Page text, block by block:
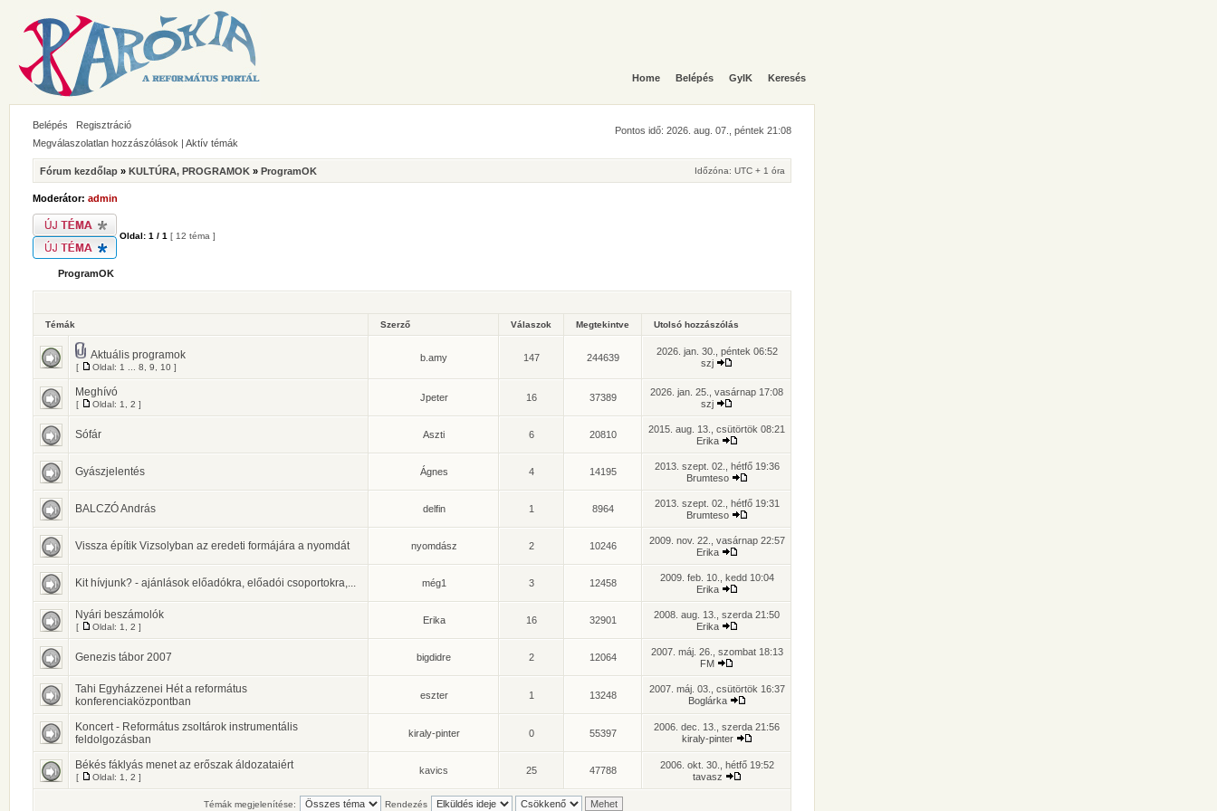
Home Belépés GyIK Keresés
Belépés Regisztráció
Pontos idő: 2026. aug. 07., péntek 21:08
Megválaszolatlan hozzászólások | Aktív témák
Fórum kezdőlap » KULTÚRA, PROGRAMOK » ProgramOK Időzóna: UTC + 1 óra
Moderátor: admin
Oldal: 1 / 1 [ 12 téma ]
ProgramOK
Témák Szerző Válaszok Megtekintve Utolsó hozzászólás
Aktuális programok
[ Oldal: 1 8 9 10 ]
b.amy 147 244639
2026. jan. 30., péntek 06:52
szj
Meghívó
[ Oldal: 1 2 ]
Jpeter 16 37389
2026. jan. 25., vasárnap 17:08
szj
Sófár Aszti 6 20810
2015. aug. 13., csütörtök 08:21
Erika
Gyászjelentés Ágnes 4 14195
2013. szept. 02., hétfő 19:36
Brumteso
BALCZÓ András delfin 1 8964
2013. szept. 02., hétfő 19:31
Brumteso
Vissza építik Vizsolyban az eredeti formájára a nyomdát nyomdász 2 10246
2009. nov. 22., vasárnap 22:57
Erika
Kit hívjunk? - ajánlások előadókra, előadói csoportokra,... még1 3 12458
2009. feb. 10., kedd 10:04
Erika
Nyári beszámolók
[ Oldal: 1 2 ]
Erika 16 32901
2008. aug. 13., szerda 21:50
Erika
Genezis tábor 2007 bigdidre 2 12064
2007. máj. 26., szombat 18:13
FM
Tahi Egyházzenei Hét a református
konferenciaközpontban
eszter 1 13248
2007. máj. 03., csütörtök 16:37
Boglárka
Koncert - Református zsoltárok instrumentális
feldolgozásban
kiraly-pinter 0 55397
2006. dec. 13., szerda 21:56
kiraly-pinter
Békés fáklyás menet az erőszak áldozataiért
[ Oldal: 1 2 ]
kavics 25 47788
2006. okt. 30., hétfő 19:52
tavasz
Témák megjelenítése: Rendezés